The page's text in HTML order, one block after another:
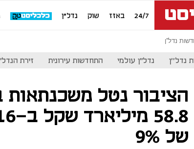
24/7 באזז שוק נדל"ן
נדל''ן
נדל''ן נדל"ן עולמי התחדשות עירונית זירת
הציבור נטל
של 9%